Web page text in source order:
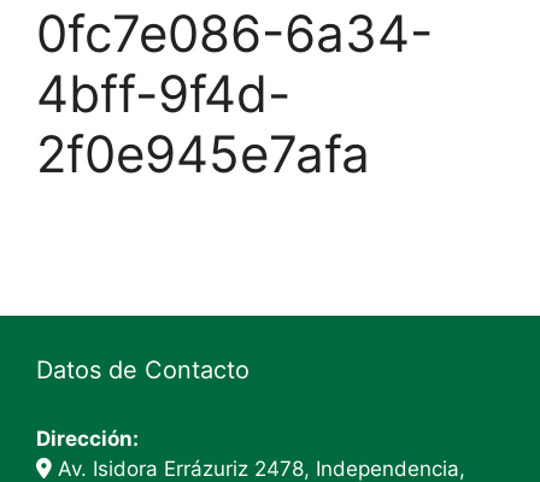
0fc7e086-6a34-
4bff-9f4d-
2f0e945e7afa
Datos de Contacto
Dirección:
Av. Isidora Errázuriz 2478, Independencia,